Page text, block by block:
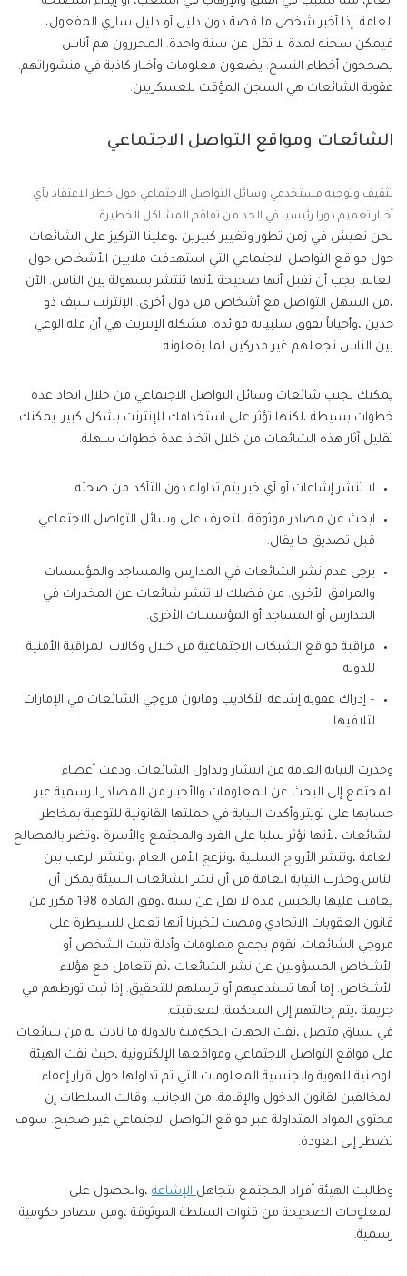
العامة. إذا أخبر شخص ما قصة دون دليل أو دليل ساري المفعول،
فيمكن سجنه لمدة لا تقل عن سنة واحدة. المحررون هم أناس
يصححون أخطاء النسخ. يضعون معلومات وأخبار كاذبة في منشوراتهم.
عقوبة الشائعات هي السجن المؤقت للعسكريين.
الشائعات ومواقع التواصل الاجتماعي
تثقيف وتوجيه مستخدمي وسائل التواصل الاجتماعي حول خطر الاعتقاد بأي
أخبار تعميم دورا رئيسيا في الحد من تفاقم المشاكل الخطيرة.
نحن نعيش في زمن تطور وتغيير كبيرين ،وعلينا التركيز على الشائعات
حول مواقع التواصل الاجتماعي التي استهدفت ملايين الأشخاص حول
العالم. يجب أن نقبل أنها صحيحة لأنها تنتشر بسهولة بين الناس. الآن
،من السهل التواصل مع أشخاص من دول أخرى. الإنترنت سيف ذو
حدين ،وأحياناً تفوق سلبياته فوائده. مشكلة الإنترنت هي أن قلة الوعي
بين الناس تجعلهم غير مدركين لما يفعلونه.
يمكنك تجنب شائعات وسائل التواصل الاجتماعي من خلال اتخاذ عدة
خطوات بسيطة ،لكنها تؤثر على استخدامك للإنترنت بشكل كبير. يمكنك
تقليل آثار هذه الشائعات من خلال اتخاذ عدة خطوات سهلة.
لا تنشر إشاعات أو أي خبر يتم تداوله دون التأكد من صحته.
ابحث عن مصادر موثوقة للتعرف على وسائل التواصل الاجتماعي
قبل تصديق ما يقال.
يرجى عدم نشر الشائعات في المدارس والمساجد والمؤسسات
والمرافق الأخرى. من فضلك لا تنشر شائعات عن المخدرات في
المدارس أو المساجد أو المؤسسات الأخرى.
مراقبة مواقع الشبكات الاجتماعية من خلال وكالات المراقبة الأمنية
للدولة.
– إدراك عقوبة إشاعة الأكاذيب وقانون مروجي الشائعات في الإمارات
لتلافيها.
وحذرت النيابة العامة من انتشار وتداول الشائعات. ودعت أعضاء
المجتمع إلى البحث عن المعلومات والأخبار من المصادر الرسمية عبر
حسابها على تويتر.وأكدت النيابة في حملتها القانونية للتوعية بمخاطر
الشائعات ،لأنها تؤثر سلبا على الفرد والمجتمع والأسرة ،وتضر بالمصالح
العامة ،وتنشر الأرواح السلبية ،وتزعج الأمن العام ،وتنشر الرعب بين
الناس.وحذرت النيابة العامة من أن نشر الشائعات السيئة يمكن أن
يعاقب عليها بالحبس مدة لا تقل عن سنة ،وفق المادة 198 مكرر من
قانون العقوبات الاتحادي.ومضت لتخبرنا أنها تعمل للسيطرة على
مروجي الشائعات. تقوم بجمع معلومات وأدلة تثبت الشخص أو
الأشخاص المسؤولين عن نشر الشائعات ،ثم تتعامل مع هؤلاء
الأشخاص. إما أنها تستدعيهم أو ترسلهم للتحقيق. إذا ثبت تورطهم في
جريمة ،يتم إحالتهم إلى المحكمة. لمعاقبته.
في سياق متصل ،نفت الجهات الحكومية بالدولة ما نادت به من شائعات
على مواقع التواصل الاجتماعي ومواقعها الإلكترونية ،حيث نفت الهيئة
الوطنية للهوية والجنسية المعلومات التي تم تداولها حول قرار إعفاء
المخالفين لقانون الدخول والإقامة. من الاجانب. وقالت السلطات إن
محتوى المواد المتداولة عبر مواقع التواصل الاجتماعي غير صحيح. سوف
تضطر إلى العودة.
وطالبت الهيئة أفراد المجتمع بتجاهل الإشاعة ،والحصول على
المعلومات الصحيحة من قنوات السلطة الموثوقة ،ومن مصادر حكومية
رسمية.